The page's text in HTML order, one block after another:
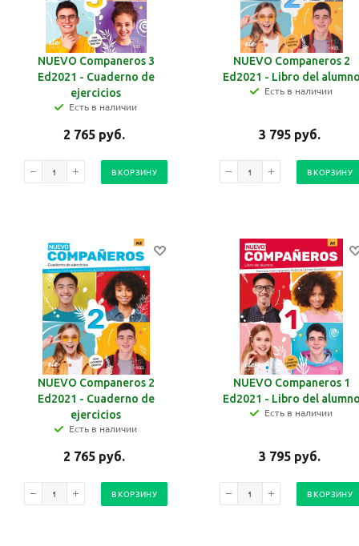
NUEVO Companeros 3
Ed2021 - Cuaderno de
ejercicios
Есть в наличии
2 765 руб.
В КОРЗИНУ
NUEVO Companeros 2
Ed2021 - Libro del
Есть в наличии
3 795 руб.
В КОРЗИНУ
NUEVO Companeros 2
Ed2021 - Cuaderno de
ejercicios
Есть в наличии
2 765 руб.
В КОРЗИНУ
NUEVO Companeros 1
Ed2021 - Libro del
Есть в наличии
3 795 руб.
В КОРЗИНУ